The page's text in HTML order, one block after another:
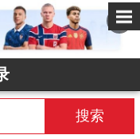
✕
搜索